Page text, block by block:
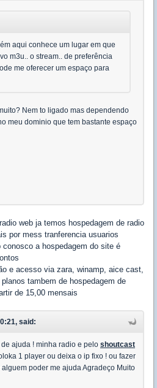
aqui conhece um lugar em que
m3u.. o stream.. de preferência
me oferecer um espaço para
Nem to ligado mas dependendo
meu dominio que tem bastante espaço
web ja temos hospedagem de radio
por mess tranferencia usuarios
a hospedagem do site é
e acesso via zara, winamp, aice cast,
tambem de hospedagem de
de 15,00 mensais
said:
ajuda ! minha radio e pelo shoutcast
1 player ou deixa o ip fixo ! ou fazer
poder me ajuda Agradeço Muito